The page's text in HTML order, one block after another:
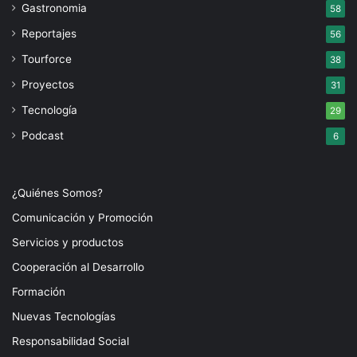
Gastronomia 58
Reportajes 56
Tourforce 38
Proyectos 31
Tecnología 29
Podcast 6
¿Quiénes Somos?
Comunicación y Promoción
Servicios y productos
Cooperación al Desarrollo
Formación
Nuevas Tecnologías
Responsabilidad Social